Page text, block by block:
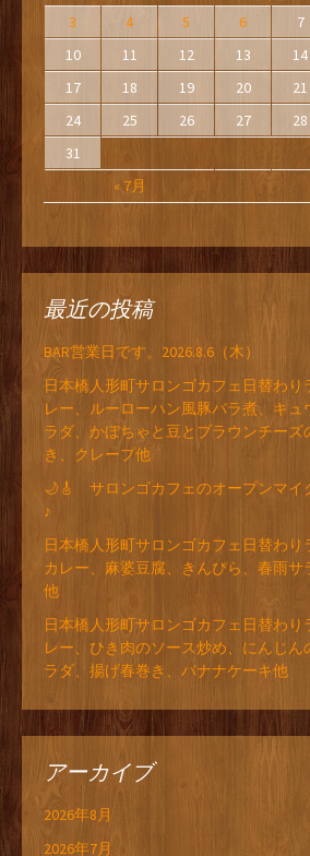
« 7月
3
4 5 6 7
10
11 12 13 14
17
18 19 20 21
24
25 26 27 28
31
最近の投稿
BAR営業日です。2026.8.6（木）
日本橋人形町サロンゴカフェ日替わり
レー、ルーローハン風豚バラ煮、キュ
ラダ、かぼちゃと豆とブラウンチーズ
き、クレープ他
🌙🎸 サロンゴカフェのオープンマ
♪
日本橋人形町サロンゴカフェ日替わり
カレー、麻婆豆腐、きんぴら、春雨サ
他
日本橋人形町サロンゴカフェ日替わり
レー、ひき肉のソース炒め、にんじん
ラダ、揚げ春巻き、バナナケーキ他
アーカイブ
2026年8月
2026年7月